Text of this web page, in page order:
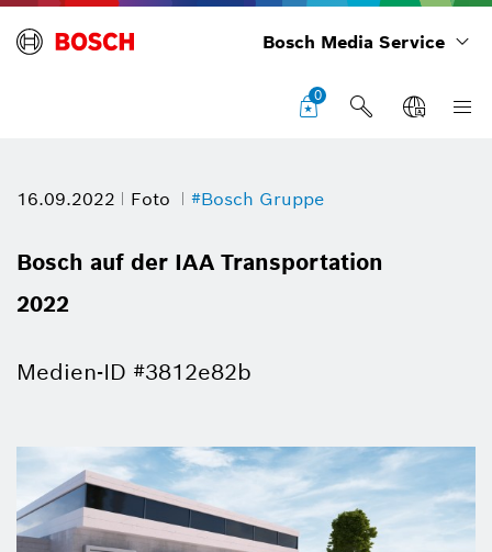
Bosch Media Service
0
16.09.2022 Foto #Bosch Gruppe
Bosch auf der IAA Transportation
2022
Medien-ID #3812e82b